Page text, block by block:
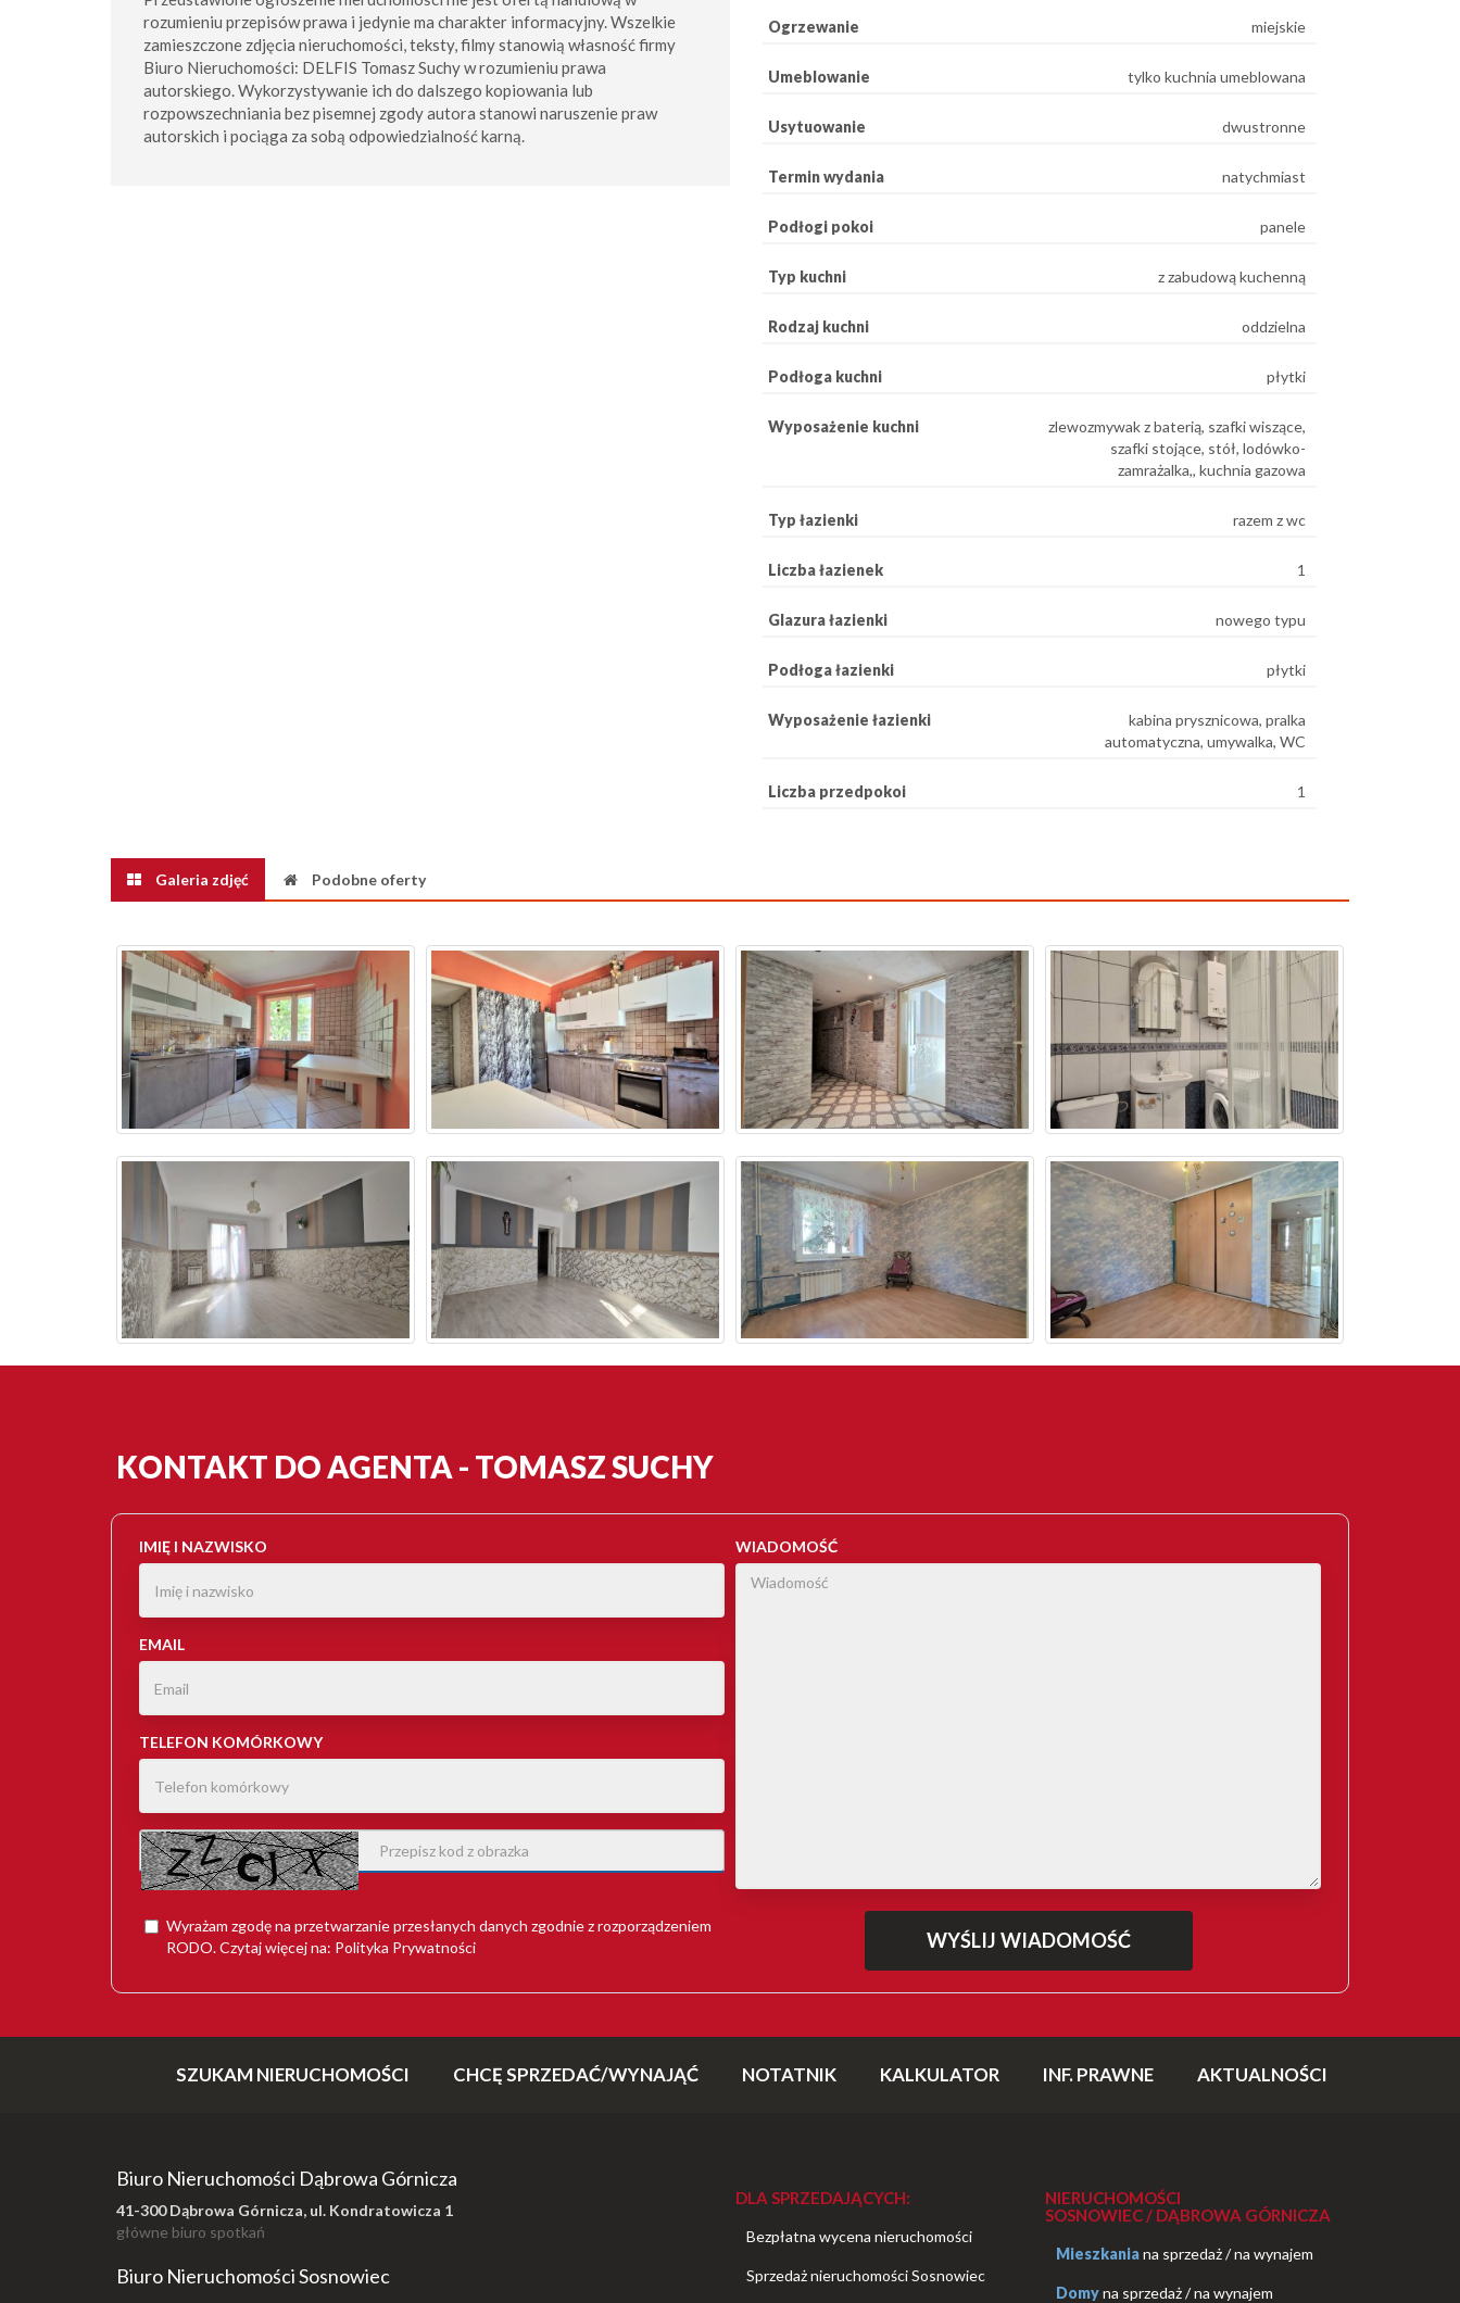
rozumieniu przepisów prawa i jedynie ma charakter informacyjny. Wszelkie
zamieszczone zdjęcia nieruchomości, teksty, filmy stanowią własność firmy
Biuro Nieruchomości: DELFIS Tomasz Suchy w rozumieniu prawa
autorskiego. Wykorzystywanie ich do dalszego kopiowania lub
rozpowszechniania bez pisemnej zgody autora stanowi naruszenie praw
autorskich i pociąga za sobą odpowiedzialność karną.
Ogrzewanie miejskie
Umeblowanie tylko kuchnia umeblowana
Usytuowanie dwustronne
Termin wydania natychmiast
Podłogi pokoi panele
Typ kuchni z zabudową kuchenną
Rodzaj kuchni oddzielna
Podłoga kuchni płytki
Wyposażenie kuchni
zlewozmywak z baterią, szafki wiszące,
szafki stojące, stół, lodówko-
zamrażalka,, kuchnia gazowa
Typ łazienki razem z wc
Liczba łazienek 1
Glazura łazienki nowego typu
Podłoga łazienki płytki
Wyposażenie łazienki
kabina prysznicowa, pralka
automatyczna, umywalka, WC
Liczba przedpokoi 1
Galeria zdjęć Podobne oferty
KONTAKT DO AGENTA - TOMASZ SUCHY
IMIĘ I NAZWISKO
EMAIL
TELEFON KOMÓRKOWY
Wyrażam zgodę na przetwarzanie przesłanych danych zgodnie z rozporządzeniem
RODO. Czytaj więcej na: Polityka Prywatności
WIADOMOŚĆ
SZUKAM NIERUCHOMOŚCI CHCĘ SPRZEDAĆ/WYNAJĄĆ NOTATNIK KALKULATOR INF. PRAWNE AKTUALNOŚCI
Biuro Nieruchomości Dąbrowa Górnicza
41-300 Dąbrowa Górnicza, ul. Kondratowicza 1
główne biuro spotkań
Biuro Nieruchomości Sosnowiec
DLA SPRZEDAJĄCYCH:
Bezpłatna wycena nieruchomości
Sprzedaż nieruchomości Sosnowiec
NIERUCHOMOŚCI
SOSNOWIEC / DĄBROWA GÓRNICZA
Mieszkaniana sprzedaż/na wynajem
Domyna sprzedaż/na wynajem